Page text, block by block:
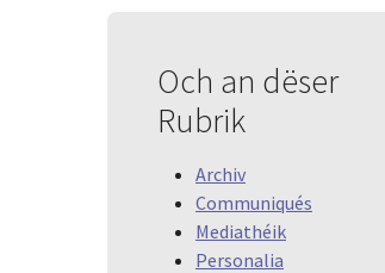
Och an dëser
Rubrik
Archiv
Communiqués
Mediathéik
Personalia